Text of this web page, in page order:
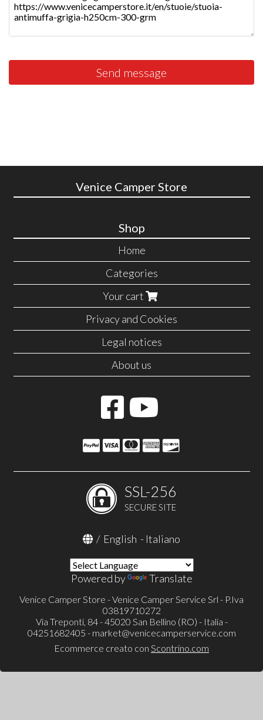
Send message
Venice Camper Store
Shop
Home
Categories
Your cart
Privacy and Cookies
Legal notices
About us
SSL-256
SECURE SITE
/ English - Italiano
Powered by Translate
Venice Camper Store - Venice Camper Service Srl - P.Iva
03819710272
Via Treponti, 84 - 45020 San Bellino (RO) - Italia -
04251682405 - market@venicecamperservice.com
Ecommerce creato con Scontrino.com